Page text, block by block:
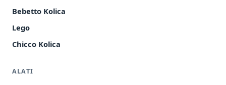
Bebetto Kolica
Lego
Chicco Kolica
ALATI